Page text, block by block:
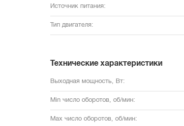
Источник питания:
Тип двигателя:
Технические характеристики
Выходная мощность, Вт:
Min число оборотов, об/мин:
Max число оборотов, об/мин: